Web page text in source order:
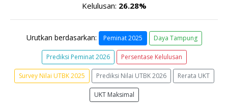
Kelulusan: 26.28%
Urutkan berdasarkan: Peminat 2025 Daya Tampung
Prediksi Peminat 2026 Persentase Kelulusan
Survey Nilai UTBK 2025 Prediksi Nilai UTBK 2026 Rerata UKT
UKT Maksimal